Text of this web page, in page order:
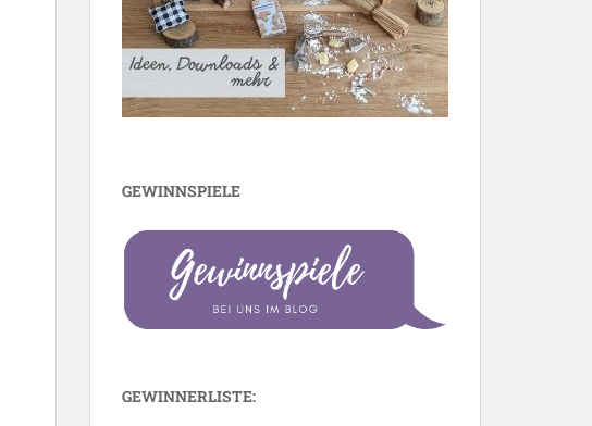
GEWINNSPIELE
GEWINNERLISTE: